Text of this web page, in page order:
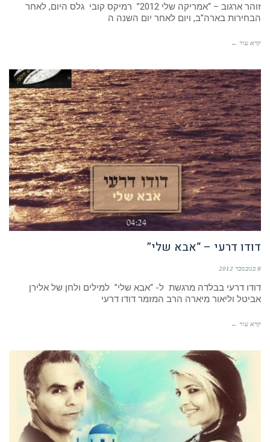
זוהר ארגוב – “אמריקה שלי 2012” רמיקס קובי גלס היום, לאחר
הבחירות בארה”ב, ויום לאחר יום השנה ה
קרא עוד ←
דודו דרעי – “אבא שלי”
8 בנובמבר 2012
דודו דרעי בבלדה מרגשת ל- “אבא שלי” למילים ולחן של אלירן
אביטל וליאור מיארה הרב המזמר דודו דרעי
קרא עוד ←